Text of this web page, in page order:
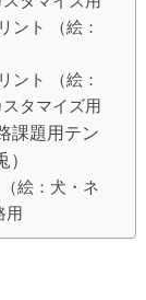
ント （絵：
ント （絵：
タマイズ用
課題用テン
絵：犬・ネ
用